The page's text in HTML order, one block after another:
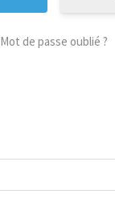
Mot de passe oublié ?